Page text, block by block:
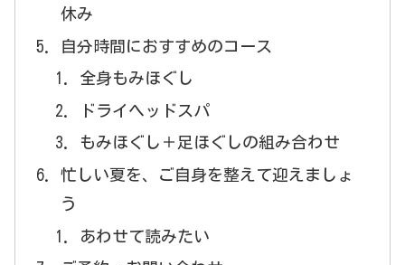
休み
自分時間におすすめのコース
全身もみほぐし
ドライヘッドスパ
もみほぐし＋足ほぐしの組み合わせ
忙しい夏を、ご自身を整えて迎えましょ
う
あわせて読みたい